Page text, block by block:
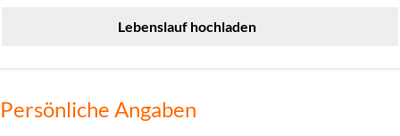
Lebenslauf hochladen
Persönliche Angaben